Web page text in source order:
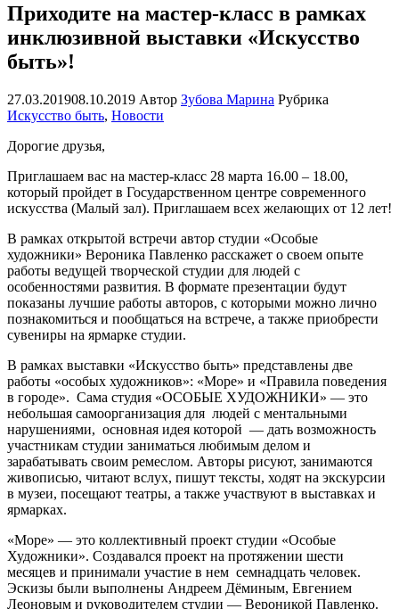
Приходите на мастер-класс в рамках
инклюзивной выставки «Искусство
быть»!
27.03.201908.10.2019 Автор Зубова Марина Рубрика
Искусство быть, Новости
Дорогие друзья,
Приглашаем вас на мастер-класс 28 марта 16.00 – 18.00,
который пройдет в Государственном центре современного
искусства (Малый зал). Приглашаем всех желающих от 12 лет!
В рамках открытой встречи автор студии «Особые
художники» Вероника Павленко расскажет о своем опыте
работы ведущей творческой студии для людей с
особенностями развития. В формате презентации будут
показаны лучшие работы авторов, с которыми можно лично
познакомиться и пообщаться на встрече, а также приобрести
сувениры на ярмарке студии.
В рамках выставки «Искусство быть» представлены две
работы «особых художников»: «Море» и «Правила поведения
в городе». Сама студия «ОСОБЫЕ ХУДОЖНИКИ» — это
небольшая самоорганизация для людей с ментальными
нарушениями, основная идея которой — дать возможность
участникам студии заниматься любимым делом и
зарабатывать своим ремеслом. Авторы рисуют, занимаются
живописью, читают вслух, пишут тексты, ходят на экскурсии
в музеи, посещают театры, а также участвуют в выставках и
ярмарках.
«Море» — это коллективный проект студии «Особые
Художники». Создавался проект на протяжении шести
месяцев и принимали участие в нем семнадцать человек.
Эскизы были выполнены Андреем Дёминым, Евгением
Леоновым и руководителем студии — Вероникой Павленко.